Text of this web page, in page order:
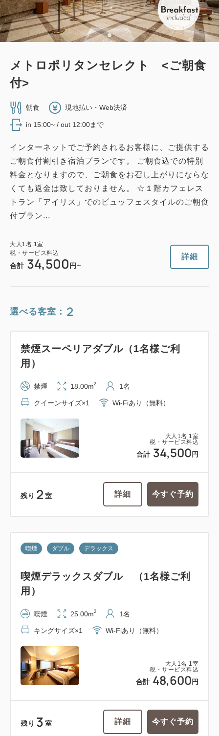
メトロポリタンセレクト <ご朝食
付>
朝食 現地払い・Web決済
in 15:00~ / out 12:00まで
インターネットでご予約されるお客様に、ご提供する
ご朝食付割引き宿泊プランです。 ご朝食込での特別
料金となりますので、ご朝食をお召し上がりにならな
くても返金は致しておりません。 ☆１階カフェレス
トラン「アイリス」でのビュッフェスタイルのご朝食
付プラン...
大人 1名 1室
税・サービス料込
合計 34,500 円~
詳細
選べる客室： 2
大人 1名 1室
税・サービス料込
合計 34,500 円
禁煙スーペリアダブル（1名様ご利
用）
禁煙 18.00m2 1名
クイーンサイズ×1 Wi-Fiあり（無料）
残り 2 室 詳細 今すぐ予約
大人 1名 1室
税・サービス料込
合計 48,600 円
喫煙 ダブル デラックス
喫煙デラックスダブル （1名様ご利
用）
喫煙 25.00m2 1名
キングサイズ×1 Wi-Fiあり（無料）
残り 3 室 詳細 今すぐ予約